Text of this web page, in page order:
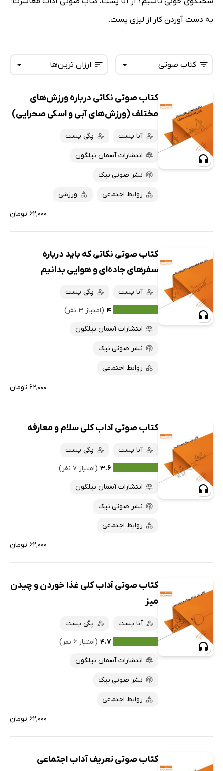
به دست آوردن کار از لیزی پست.
ارزان ترین‌ها
تازه‌ها
داغ‌ترین‌ها
پرفروش‌ها
پربحث‌ها
ارزان ترین‌ها
کتاب صوتی
کتاب‌های صوتی
کتاب‌های متنی
کتاب صوتی نکاتی درباره ورزش‌های
مختلف (ورزش‌های آبی و اسکی صحرایی)
آنا پست پگی پست
انتشارات آسمان نیلگون
نشر صوتی نیک
روابط اجتماعی ورزشی
۶۲,۰۰۰ تومان
کتاب صوتی نکاتی که باید درباره
سفرهای جاده‌ای و هوایی بدانیم
آنا پست
پگی پست
۴ (امتیاز ۳ نفر)
انتشارات آسمان نیلگون
نشر صوتی نیک
روابط اجتماعی
۶۲,۰۰۰ تومان
کتاب صوتی آداب کلی سلام و معارفه
آنا پست
پگی پست
۳.۶ (امتیاز ۷ نفر)
انتشارات آسمان نیلگون
نشر صوتی نیک
روابط اجتماعی
۶۲,۰۰۰ تومان
کتاب صوتی آداب کلی غذا خوردن و چیدن
میز
آنا پست
پگی پست
۴.۷ (امتیاز ۶ نفر)
انتشارات آسمان نیلگون
نشر صوتی نیک
روابط اجتماعی
۶۲,۰۰۰ تومان
کتاب صوتی تعریف آداب اجتماعی